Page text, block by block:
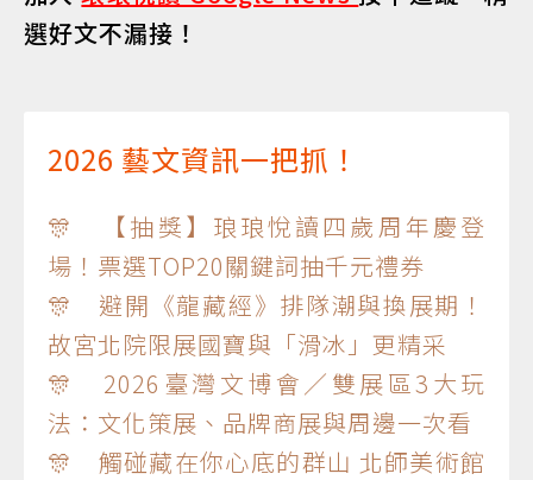
選好文不漏接！
2026 藝文資訊一把抓！
🎊 【抽獎】琅琅悅讀四歲周年慶登
場！票選TOP20關鍵詞抽千元禮券
🎊 避開《龍藏經》排隊潮與換展期！
故宮北院限展國寶與「滑冰」更精采
🎊 2026臺灣文博會／雙展區3大玩
法：文化策展、品牌商展與周邊一次看
🎊 觸碰藏在你心底的群山 北師美術館